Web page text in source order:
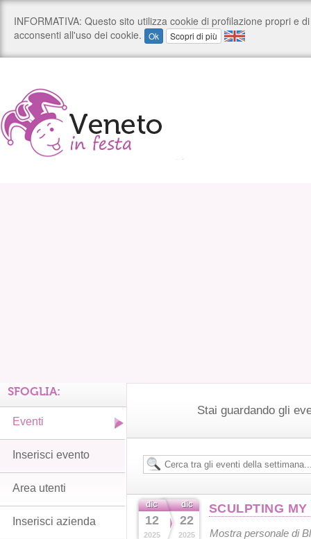
Stai guardando gli
dic
12
2025
dic
22
2025
SCULPTING
Mostra personale di
SFOGLIA:
Eventi
Inserisci evento
Area utenti
Inserisci azienda